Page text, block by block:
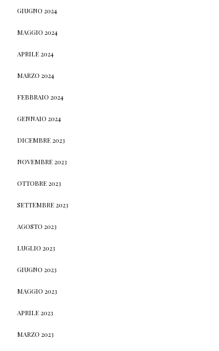
GIUGNO 2024
MAGGIO 2024
APRILE 2024
MARZO 2024
FEBBRAIO 2024
GENNAIO 2024
DICEMBRE 2023
NOVEMBRE 2023
OTTOBRE 2023
SETTEMBRE 2023
AGOSTO 2023
LUGLIO 2023
GIUGNO 2023
MAGGIO 2023
APRILE 2023
MARZO 2023